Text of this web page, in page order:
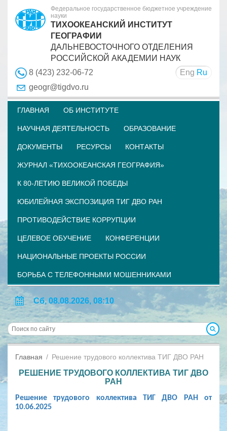
Федеральное государственное бюджетное учреждение
науки
ТИХООКЕАНСКИЙ ИНСТИТУТ
ГЕОГРАФИИ
ДАЛЬНЕВОСТОЧНОГО ОТДЕЛЕНИЯ
РОССИЙСКОЙ АКАДЕМИИ НАУК
8 (423) 232-06-72
Eng Ru
geogr@tigdvo.ru
ГЛАВНАЯ ОБ ИНСТИТУТЕ
НАУЧНАЯ ДЕЯТЕЛЬНОСТЬ ОБРАЗОВАНИЕ
ДОКУМЕНТЫ РЕСУРСЫ КОНТАКТЫ
ЖУРНАЛ «ТИХООКЕАНСКАЯ ГЕОГРАФИЯ»
К 80-ЛЕТИЮ ВЕЛИКОЙ ПОБЕДЫ
ЮБИЛЕЙНАЯ ЭКСПОЗИЦИЯ ТИГ ДВО РАН
ПРОТИВОДЕЙСТВИЕ КОРРУПЦИИ
ЦЕЛЕВОЕ ОБУЧЕНИЕ КОНФЕРЕНЦИИ
НАЦИОНАЛЬНЫЕ ПРОЕКТЫ РОССИИ
БОРЬБА С ТЕЛЕФОННЫМИ МОШЕННИКАМИ
Сб, 08.08.2026, 08:10
Главная Решение трудового коллектива ТИГ ДВО РАН
РЕШЕНИЕ ТРУДОВОГО КОЛЛЕКТИВА ТИГ ДВО
РАН
Решение трудового коллектива ТИГ ДВО РАН от
10.06.2025